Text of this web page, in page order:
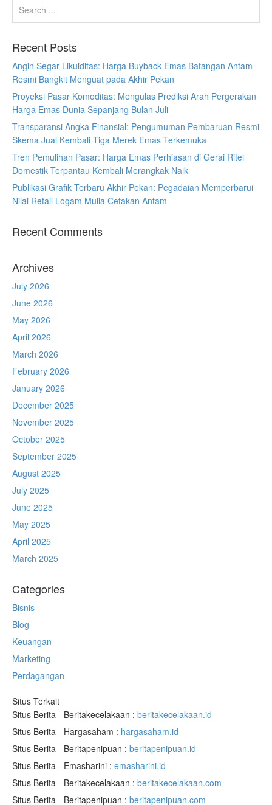
Recent Posts
Angin Segar Likuiditas: Harga Buyback Emas Batangan Antam
Resmi Bangkit Menguat pada Akhir Pekan
Proyeksi Pasar Komoditas: Mengulas Prediksi Arah Pergerakan
Harga Emas Dunia Sepanjang Bulan Juli
Transparansi Angka Finansial: Pengumuman Pembaruan Resmi
Skema Jual Kembali Tiga Merek Emas Terkemuka
Tren Pemulihan Pasar: Harga Emas Perhiasan di Gerai Ritel
Domestik Terpantau Kembali Merangkak Naik
Publikasi Grafik Terbaru Akhir Pekan: Pegadaian Memperbarui
Nilai Retail Logam Mulia Cetakan Antam
Recent Comments
Archives
July 2026
June 2026
May 2026
April 2026
March 2026
February 2026
January 2026
December 2025
November 2025
October 2025
September 2025
August 2025
July 2025
June 2025
May 2025
April 2025
March 2025
Categories
Bisnis
Blog
Keuangan
Marketing
Perdagangan
Situs Terkait
Situs Berita - Beritakecelakaan : beritakecelakaan.id
Situs Berita - Hargasaham : hargasaham.id
Situs Berita - Beritapenipuan : beritapenipuan.id
Situs Berita - Emasharini : emasharini.id
Situs Berita - Beritakecelakaan : beritakecelakaan.com
Situs Berita - Beritapenipuan : beritapenipuan.com